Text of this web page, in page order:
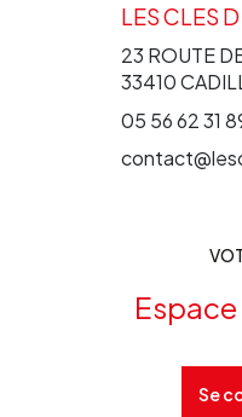
LES CLES
23 ROUTE
33410
05 56 62 31
Se